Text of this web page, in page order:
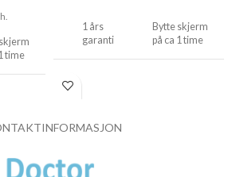
time
1 års
garanti
Bytte skjerm
på ca 1 time